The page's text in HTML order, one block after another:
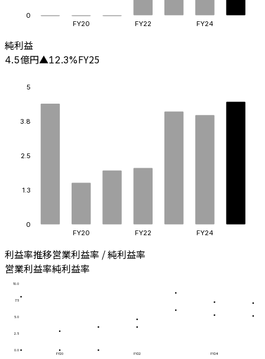
0
FY20 FY22 FY24
純利益
4.5億円▲12.3%FY25
0
1.3
2.5
3.8
5
FY20 FY22 FY24
利益率推移営業利益率 / 純利益率
営業利益率純利益率
0.0
2.5
5.0
7.5
10.0
FY20 FY22 FY24